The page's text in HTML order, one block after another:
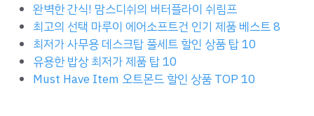
완벽한 간식! 맘스디쉬의 버터플라이 쉬림프
최고의 선택 마루이 에어소프트건 인기 제품 베스트 8
최저가 사무용 데스크탑 풀세트 할인 상품 탑 10
유용한 밥상 최저가 제품 탑 10
Must Have Item 오트몬드 할인 상품 TOP 10